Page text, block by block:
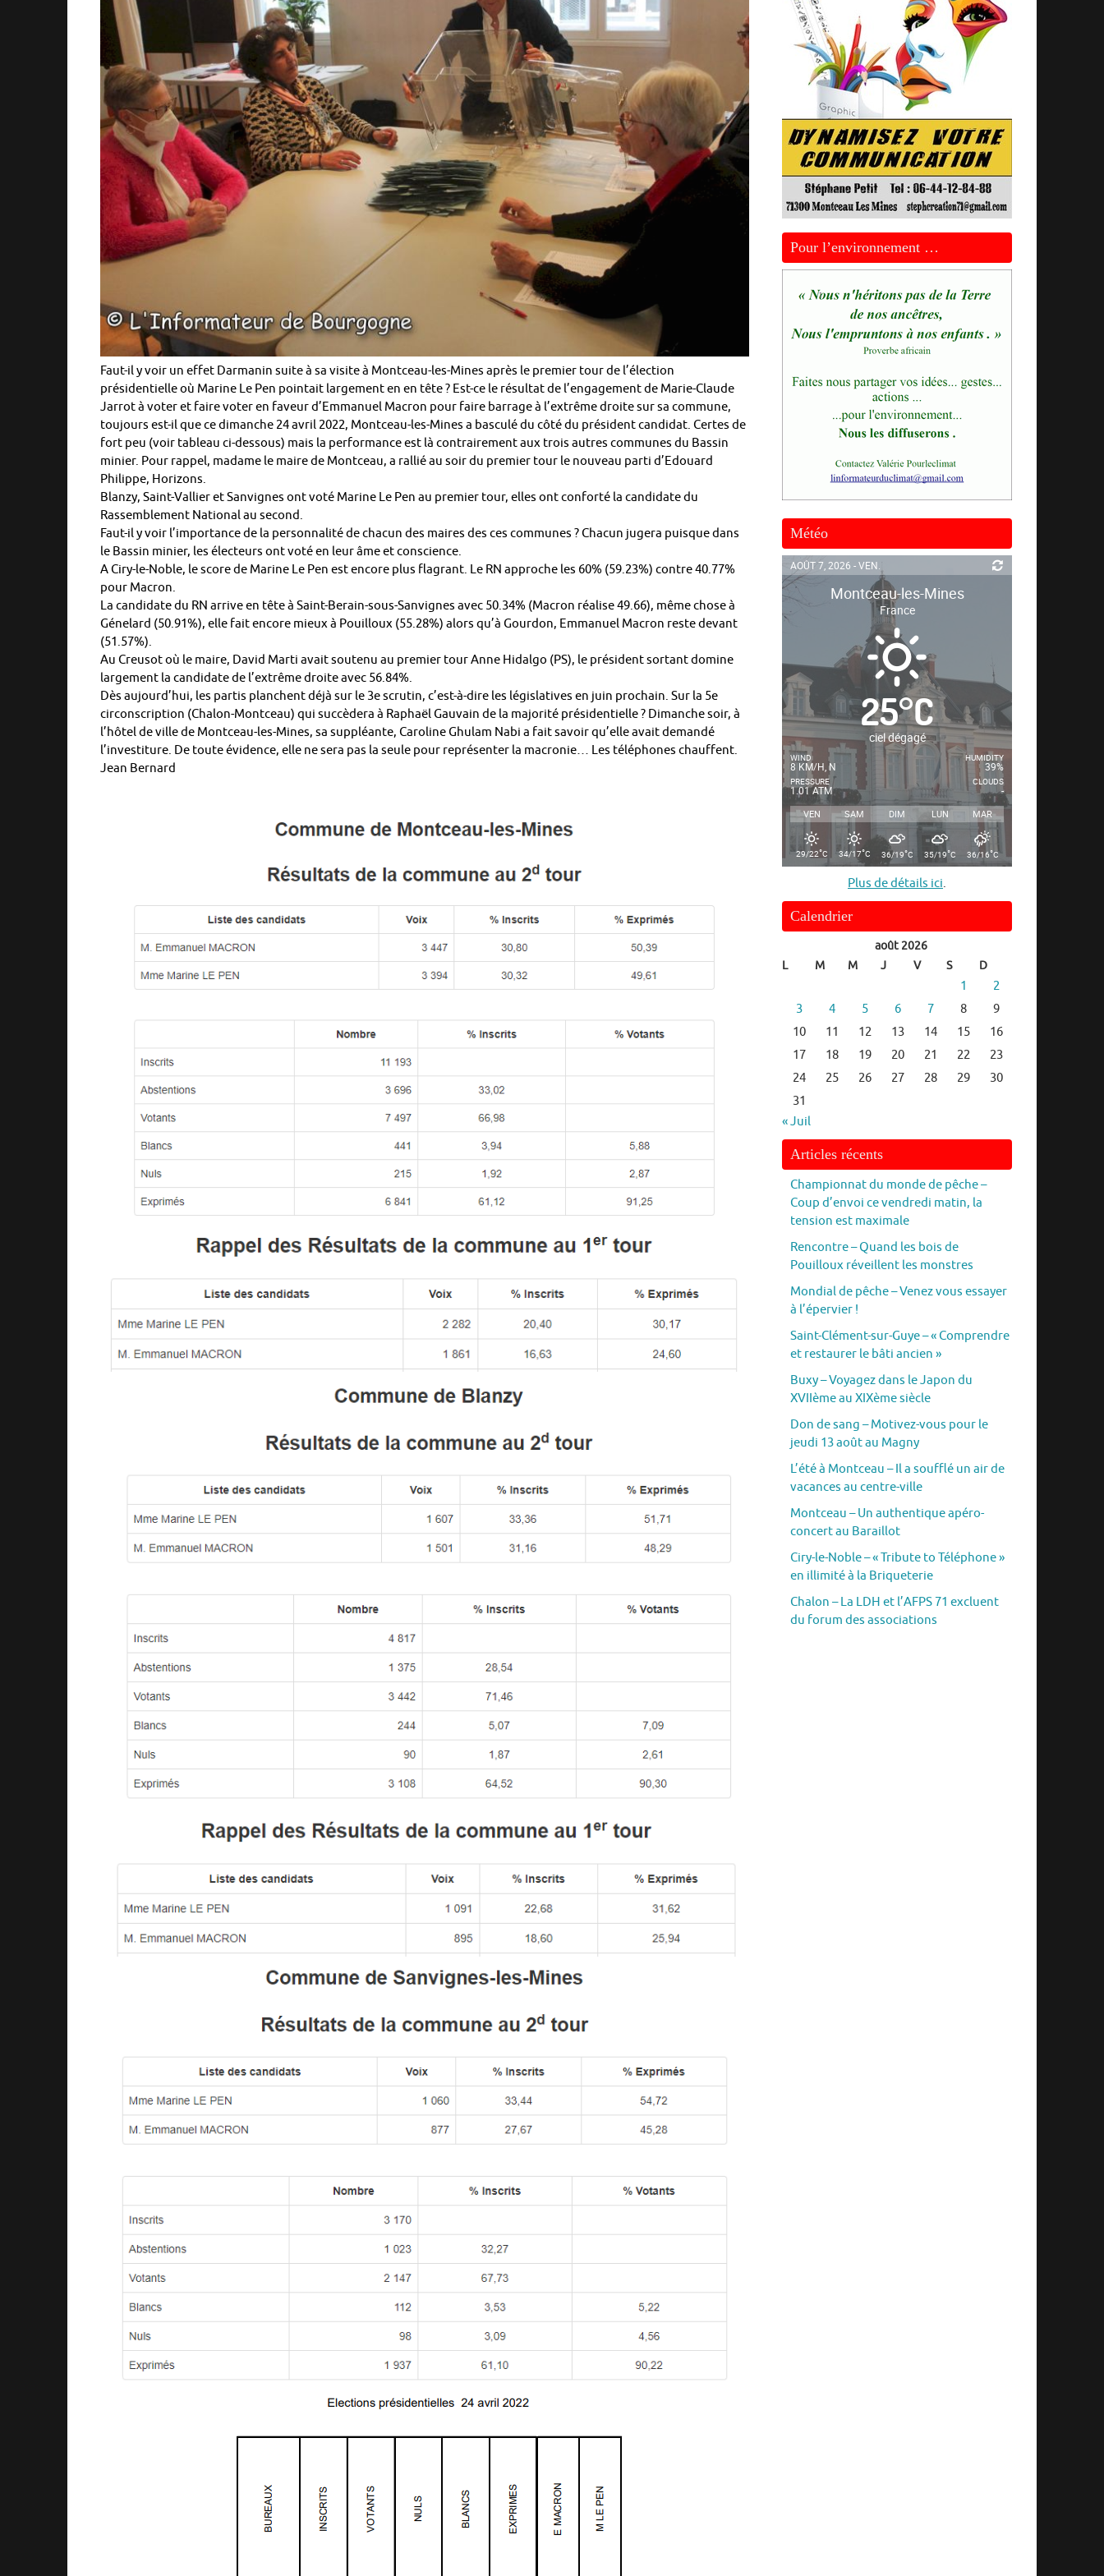
Faut-il y voir un effet Darmanin suite à sa visite à Montceau-les-Mines après le premier tour de l’élection
présidentielle où Marine Le Pen pointait largement en en tête ? Est-ce le résultat de l’engagement de Marie-Claude
Jarrot à voter et faire voter en faveur d’Emmanuel Macron pour faire barrage à l’extrême droite sur sa commune,
toujours est-il que ce dimanche 24 avril 2022, Montceau-les-Mines a basculé du côté du président candidat. Certes de
fort peu (voir tableau ci-dessous) mais la performance est là contrairement aux trois autres communes du Bassin
minier. Pour rappel, madame le maire de Montceau, a rallié au soir du premier tour le nouveau parti d’Edouard
Philippe, Horizons.
Blanzy, Saint-Vallier et Sanvignes ont voté Marine Le Pen au premier tour, elles ont conforté la candidate du
Rassemblement National au second.
Faut-il y voir l’importance de la personnalité de chacun des maires des ces communes ? Chacun jugera puisque dans
le Bassin minier, les électeurs ont voté en leur âme et conscience.
A Ciry-le-Noble, le score de Marine Le Pen est encore plus flagrant. Le RN approche les 60% (59.23%) contre 40.77%
pour Macron.
La candidate du RN arrive en tête à Saint-Berain-sous-Sanvignes avec 50.34% (Macron réalise 49.66), même chose à
Génelard (50.91%), elle fait encore mieux à Pouilloux (55.28%) alors qu’à Gourdon, Emmanuel Macron reste devant
(51.57%).
Au Creusot où le maire, David Marti avait soutenu au premier tour Anne Hidalgo (PS), le président sortant domine
largement la candidate de l’extrême droite avec 56.84%.
Dès aujourd’hui, les partis planchent déjà sur le 3e scrutin, c’est-à-dire les législatives en juin prochain. Sur la 5e
circonscription (Chalon-Montceau) qui succèdera à Raphaël Gauvain de la majorité présidentielle ? Dimanche soir, à
l’hôtel de ville de Montceau-les-Mines, sa suppléante, Caroline Ghulam Nabi a fait savoir qu’elle avait demandé
l’investiture. De toute évidence, elle ne sera pas la seule pour représenter la macronie… Les téléphones chauffent.
Jean Bernard
Pour l’environnement …
Météo
AOÛT 7, 2026 - VEN.
Montceau-les-Mines
France
25°C
ciel dégagé
WIND
8 KM/H, N
PRESSURE
1.01 ATM
HUMIDITY
39%
CLOUDS
-
VEN SAM DIM LUN MAR
29/22°C 34/17°C 36/19°C 35/19°C 36/16°C
Plus de détails ici.
Calendrier
août 2026
L
M M J V S D
1
2
3
4 5 6 7 8
9
10
11 12 13 14 15
16
17
18 19 20 21 22
23
24
25 26 27 28 29
30
31
« Juil
Articles récents
Championnat du monde de pêche –
Coup d’envoi ce vendredi matin, la
tension est maximale
Rencontre – Quand les bois de
Pouilloux réveillent les monstres
Mondial de pêche – Venez vous essayer
à l’épervier !
Saint-Clément-sur-Guye – « Comprendre
et restaurer le bâti ancien »
Buxy – Voyagez dans le Japon du
XVIIème au XIXème siècle
Don de sang – Motivez-vous pour le
jeudi 13 août au Magny
L’été à Montceau – Il a soufflé un air de
vacances au centre-ville
Montceau – Un authentique apéro-
concert au Baraillot
Ciry-le-Noble – « Tribute to Téléphone »
en illimité à la Briqueterie
Chalon – La LDH et l’AFPS 71 excluent
du forum des associations